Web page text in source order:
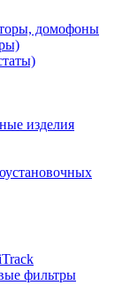
домофоны
изделия
фильтры